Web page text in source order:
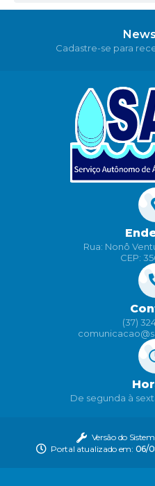
Cadastre-se para
Rua: Nonô
CEP:
(37)
De segunda à
Versão do
Portal atualizado em: 06/